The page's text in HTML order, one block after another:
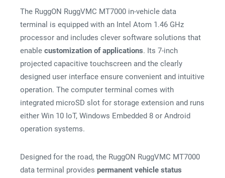
The RuggON RuggVMC MT7000 in-vehicle data
terminal is equipped with an Intel Atom 1.46 GHz
processor and includes clever software solutions that
enable customization of applications. Its 7-inch
projected capacitive touchscreen and the clearly
designed user interface ensure convenient and intuitive
operation. The computer terminal comes with
integrated microSD slot for storage extension and runs
either Win 10 IoT, Windows Embedded 8 or Android
operation systems.
Designed for the road, the RuggON RuggVMC MT7000
data terminal provides permanent vehicle status